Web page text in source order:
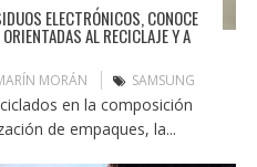
ELECTRÓNICOS, CONOCE
AL RECICLAJE Y A
MORÁN SAMSUNG
en la composición
de empaques, la...